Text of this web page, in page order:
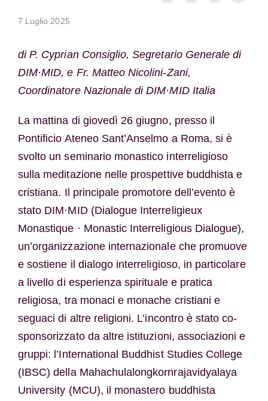
Archivio OSB.org
7 Luglio 2025
di P. Cyprian Consiglio, Segretario Generale di
DIM·MID, e Fr. Matteo Nicolini-Zani,
Coordinatore Nazionale di DIM·MID Italia
La mattina di giovedì 26 giugno, presso il
Pontificio Ateneo Sant’Anselmo a Roma, si è
svolto un seminario monastico interreligioso
sulla meditazione nelle prospettive buddhista e
cristiana. Il principale promotore dell’evento è
stato DIM·MID (Dialogue Interreligieux
Monastique · Monastic Interreligious Dialogue),
un’organizzazione internazionale che promuove
e sostiene il dialogo interreligioso, in particolare
a livello di esperienza spirituale e pratica
religiosa, tra monaci e monache cristiani e
seguaci di altre religioni. L’incontro è stato co-
sponsorizzato da altre istituzioni, associazioni e
gruppi: l’International Buddhist Studies College
(IBSC) della Mahachulalongkornrajavidyalaya
University (MCU), il monastero buddhista